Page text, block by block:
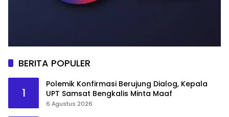
BERITA POPULER
1
Polemik Konfirmasi Berujung Dialog, Kepala
UPT Samsat Bengkalis Minta Maaf
6 Agustus 2026